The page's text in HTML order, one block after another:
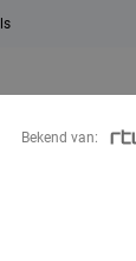
Bekend van: